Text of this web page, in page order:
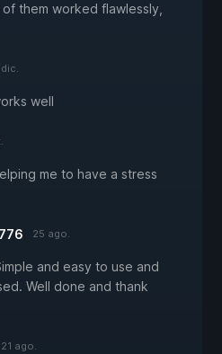
them worked flawlessly,
well
me to have a stress
25 ago.
and easy to use and
Well done and thank
21 ago.